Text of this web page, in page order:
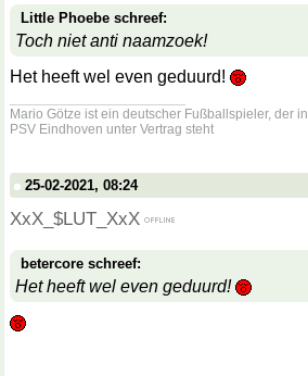
Little Phoebe schreef:
Toch niet anti naamzoek!
Het heeft wel even geduurd!
Mario Götze ist ein deutscher Fußballspieler, der
PSV Eindhoven unter Vertrag steht
25-02-2021, 08:24
XxX_$LUT_XxX
betercore schreef:
Het heeft wel even geduurd!